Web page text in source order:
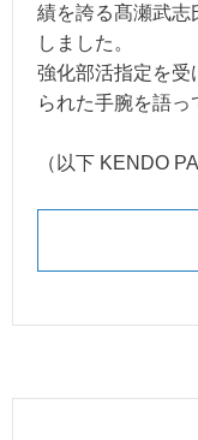
績を誇る髙瀬武志
しました。
強化部活指定を受
られた手腕を語っ
（以下 KENDO